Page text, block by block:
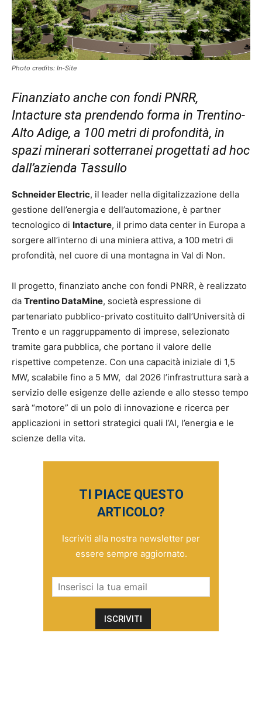
Photo credits: In-Site
Finanziato anche con fondi PNRR,
Intacture sta prendendo forma in Trentino-
Alto Adige, a 100 metri di profondità, in
spazi minerari sotterranei progettati ad hoc
dall’azienda Tassullo
Schneider Electric, il leader nella digitalizzazione della
gestione dell’energia e dell’automazione, è partner
tecnologico di Intacture, il primo data center in Europa a
sorgere all’interno di una miniera attiva, a 100 metri di
profondità, nel cuore di una montagna in Val di Non.
Il progetto, finanziato anche con fondi PNRR, è realizzato
da Trentino DataMine, società espressione di
partenariato pubblico-privato costituito dall’Università di
Trento e un raggruppamento di imprese, selezionato
tramite gara pubblica, che portano il valore delle
rispettive competenze. Con una capacità iniziale di 1,5
MW, scalabile fino a 5 MW, dal 2026 l’infrastruttura sarà a
servizio delle esigenze delle aziende e allo stesso tempo
sarà “motore” di un polo di innovazione e ricerca per
applicazioni in settori strategici quali l’AI, l’energia e le
scienze della vita.
TI PIACE QUESTO
ARTICOLO?
Iscriviti alla nostra newsletter per
essere sempre aggiornato.